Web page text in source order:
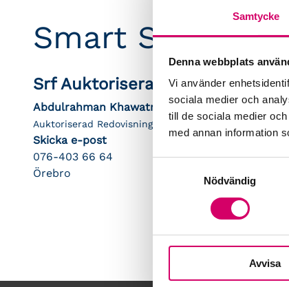
Samtycke
Denna webbplats
Vi använder
sociala medier och
till de sociala medier
med annan information
Nödvändig
Avvisa
Smart System i
Srf Auktoriserade konsulter
Abdulrahman Khawatmi
Auktoriserad Redovisningskonsult
Skicka e-post
076-403 66 64
Örebro